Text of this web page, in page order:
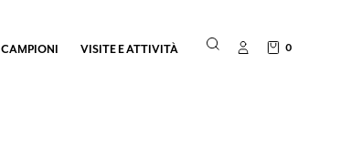
CAMPIONI VISITE E ATTIVITÀ 0